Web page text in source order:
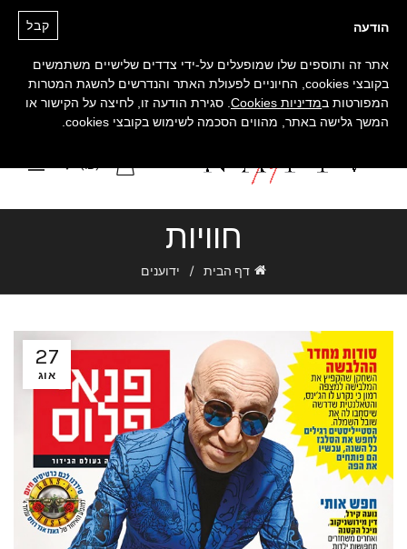
(₪)
חוויות
דף הבית ידוענים
27
אוג
קבל הודעה
אתר זה ותוספים שלו שמופעלים על-ידי צדדים שלישיים משתמשים
בקובצי cookies, החיוניים לפעולת האתר והנדרשים להשגת המטרות
המפורטות במדיניות Cookies
. סגירת הודעה זו, לחיצה על הקישור או
המשך גלישה באתר, מהווים הסכמה לשימוש בקובצי cookies.